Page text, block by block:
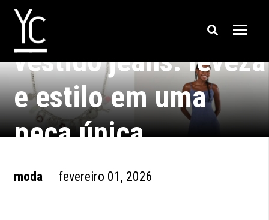
vestido jeans: leveza
e estilo em uma
peça única
moda fevereiro 01, 2026